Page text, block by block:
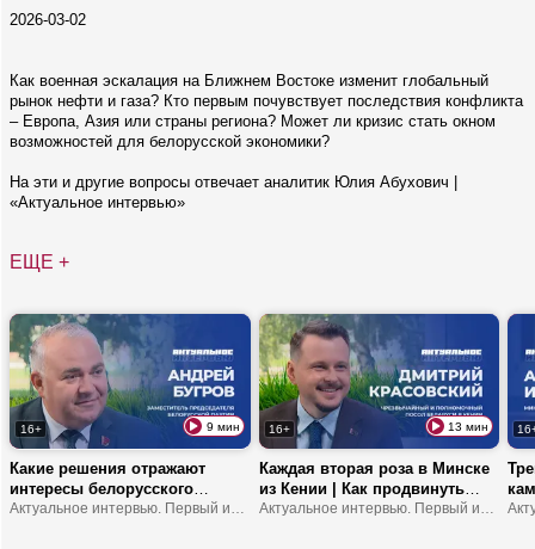
2026-03-02
Как военная эскалация на Ближнем Востоке изменит глобальный
рынок нефти и газа? Кто первым почувствует последствия конфликта
– Европа, Азия или страны региона? Может ли кризис стать окном
возможностей для белорусской экономики?
На эти и другие вопросы отвечает аналитик Юлия Абухович |
«Актуальное интервью»
ЕЩЕ +
16+ 9 мин
Какие решения отражают
интересы белорусского
народа? | Что устанавливает
16+ 13 мин
Каждая вторая роза в Минске
из Кении | Как продвинуть
туда молочку? | В Африке